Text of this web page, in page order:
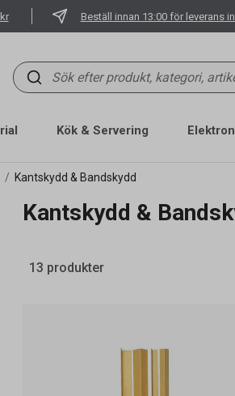
Beställ innan 13:00 för leverans
Kök & Servering
Kantskydd & Bandskydd
Kantskydd &
13 produkter